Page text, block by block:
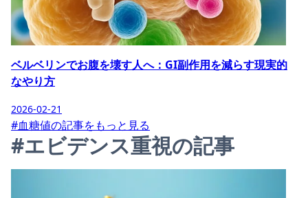
ベルベリンでお腹を壊す人へ：GI副作用を減らす現実的
なやり方
2026-02-21
#血糖値の記事をもっと見る
#エビデンス重視の記事